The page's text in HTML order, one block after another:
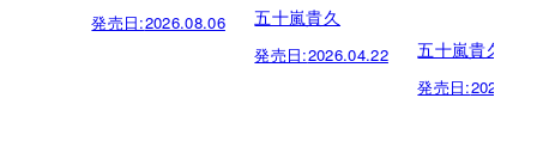
発売日:2026.08.06 五十嵐貴久
発売日:2026.04.22 五十嵐貴久
発売日: